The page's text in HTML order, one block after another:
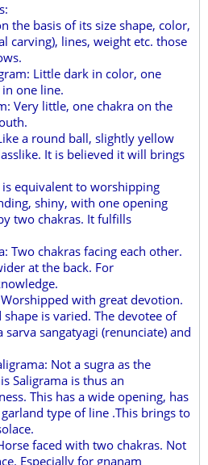
the basis of its size shape, color,
carving), lines, weight etc. those
Little dark in color, one
one line.
Very little, one chakra on the
a round ball, slightly yellow
It is believed it will brings
is equivalent to worshipping
shiny, with one opening
two chakras. It fulfills
Two chakras facing each other.
at the back. For
with great devotion.
is varied. The devotee of
sangatyagi (renunciate) and
Not a sugra as the
Saligrama is thus an
This has a wide opening, has
type of line .This brings to
faced with two chakras. Not
Especially for gnanam